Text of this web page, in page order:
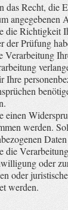
das Recht, die
angegebenen
die Richtigkeit
der Prüfung
Verarbeitung
Ihre
einen
werden.
die
oder
oder
werden.